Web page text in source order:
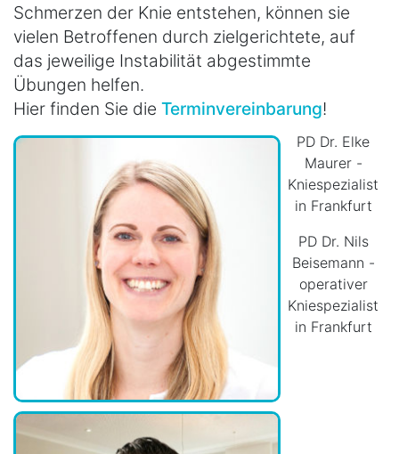
Schmerzen der Knie entstehen, können sie
vielen Betroffenen durch zielgerichtete, auf
das jeweilige Instabilität abgestimmte
Übungen helfen.
Hier finden Sie die Terminvereinbarung!
PD Dr. Elke
Maurer -
Kniespezialist
in Frankfurt
PD Dr. Nils
Beisemann -
operativer
Kniespezialist
in Frankfurt